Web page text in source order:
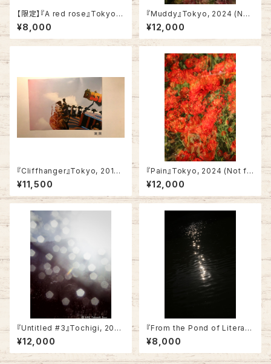
【限定】『A red rose』Tokyo,
2017
¥8,000
『Muddy』Tokyo, 2024 (Not
framed)
¥12,000
『Cliffhanger』Tokyo, 2015
(A2・Not framed)
¥11,500
『Pain』Tokyo, 2024 (Not fr
amed)
¥12,000
『Untitled #3』Tochigi, 2015
(A4, Not framed)
¥12,000
『From the Pond of Literatu
re』Tokyo, 2019
¥8,000